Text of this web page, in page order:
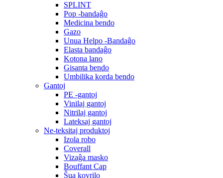
SPLINT
Pop -bandaĝo
Medicina bendo
Gazo
Unua Helpo -Bandaĝo
Elasta bandaĝo
Kotona lano
Gisanta bendo
Umbilika korda bendo
Gantoj
PE -gantoj
Vinilaj gantoj
Nitrilaj gantoj
Lateksaj gantoj
Ne-teksitaj produktoj
Izola robo
Coverall
Vizaĝa masko
Bouffant Cap
Ŝua kovrilo